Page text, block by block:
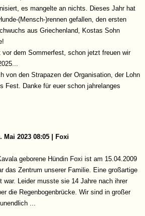
es mangelte an nichts. Dieses Jahr hat
(Mensch-)rennen gefallen, den ersten
aus Griechenland, Kostas Sohn
vor dem Sommerfest, schon jetzt freuen wir
von den Strapazen der Organisation, der Lohn
Fest. Danke für euer schon jahrelanges
Mai 2023 08:05 | Foxi
geborene Hündin Foxi ist am 15.04.2009
das Zentrum unserer Familie. Eine großartige
war. Leider musste sie 14 Jahre nach ihrer
die Regenbogenbrücke. Wir sind in großer
...